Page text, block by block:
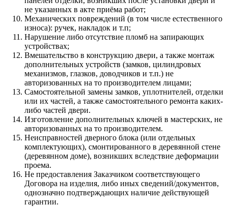
не указанных в акте приёма работ;
Механических повреждений (в том числе естественного
износа): ручек, накладок и т.п;
Нарушение либо отсутствие пломб на запирающих
устройствах;
Вмешательство в конструкцию двери, а также монтаж
дополнительных устройств (замков, цилиндровых
механизмов, глазков, доводчиков и т.п.) не
авторизованных на то производителем лицами;
Самостоятельной замены замков, уплотнителей, отделки
или их частей, а также самостоятельного ремонта каких-
либо частей двери.
Изготовление дополнительных ключей в мастерских, не
авторизованных на то производителем.
Неисправностей дверного блока (или отдельных
комплектующих), смонтированного в деревянной стене
(деревянном доме), возникших вследствие деформации
проема.
Не предоставления Заказчиком соответствующего
Договора на изделия, либо иных сведений/документов,
однозначно подтверждающих наличие действующей
гарантии.